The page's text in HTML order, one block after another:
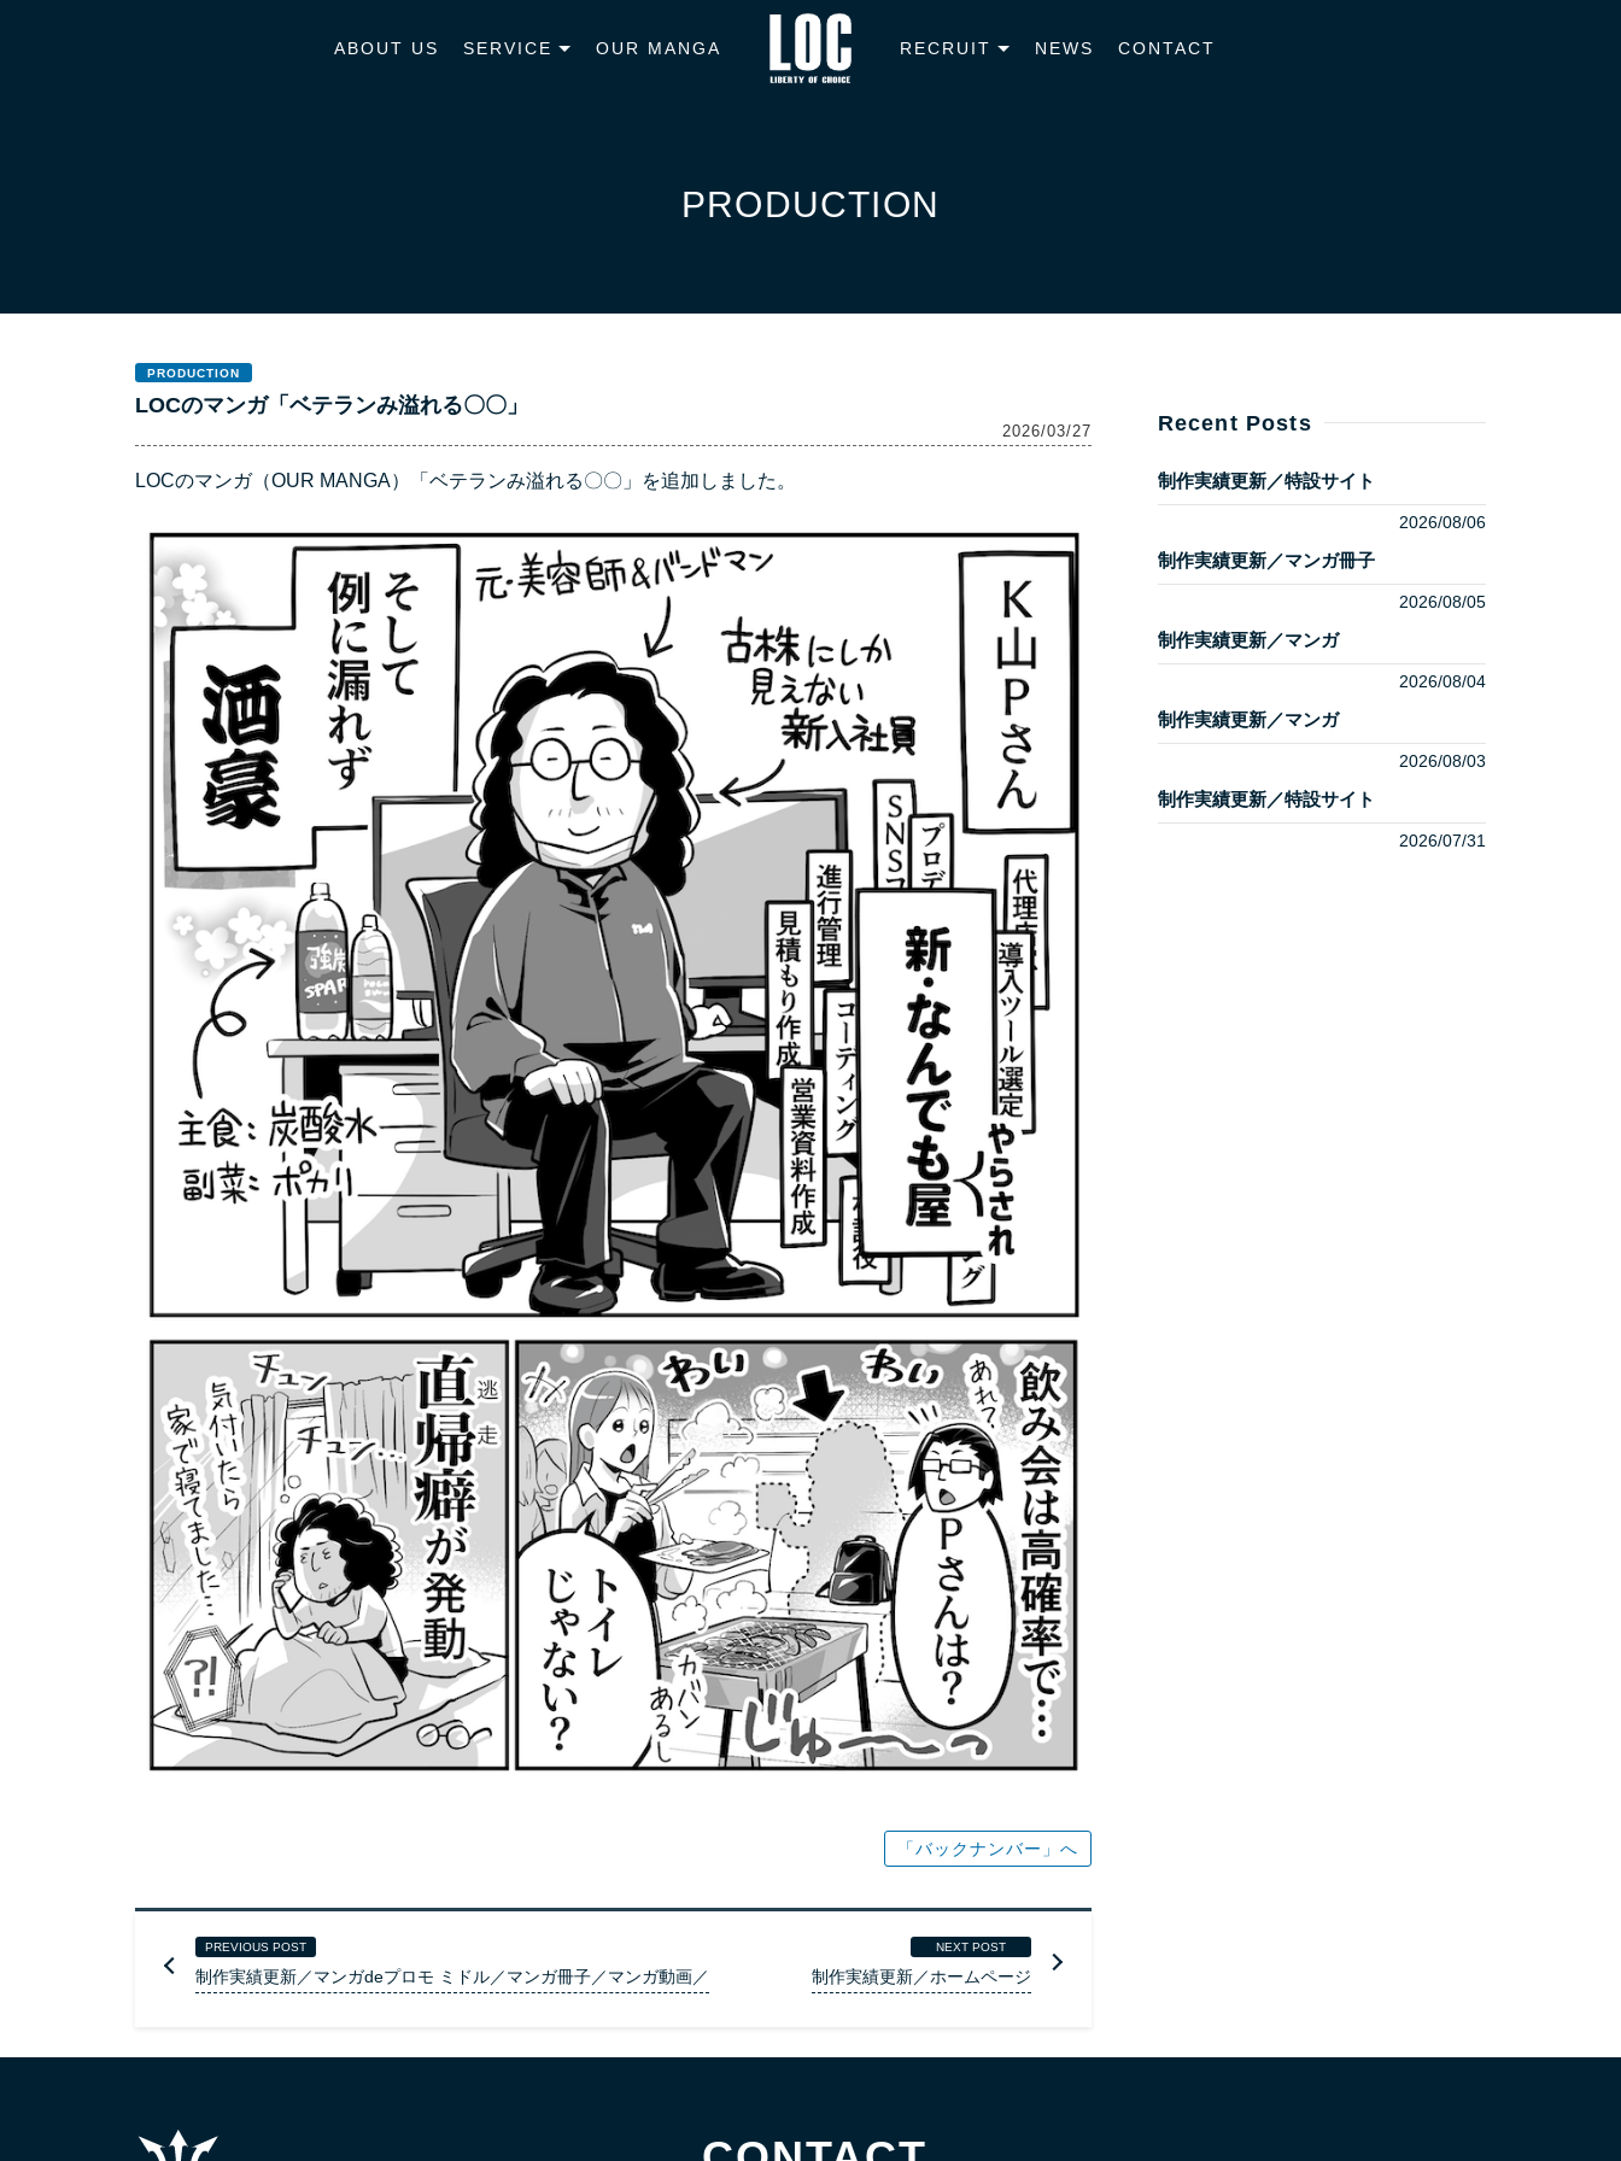
ABOUT US SERVICE OUR MANGA RECRUIT NEWS CONTACT
PRODUCTION
PRODUCTION
LOCのマンガ「ベテランみ溢れる〇〇」
2026/03/27
LOCのマンガ（OUR MANGA）「ベテランみ溢れる〇〇」を追加しました。
「バックナンバー」へ
PREVIOUS POST
制作実績更新／マンガdeプロモ ミドル／マンガ冊子／マンガ動画／
NEXT POST
制作実績更新／ホームページ
Recent Posts
制作実績更新／特設サイト
2026/08/06
制作実績更新／マンガ冊子
2026/08/05
制作実績更新／マンガ
2026/08/04
制作実績更新／マンガ
2026/08/03
制作実績更新／特設サイト
2026/07/31